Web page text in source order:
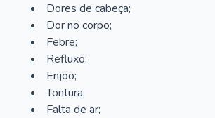
Dores de cabeça;
Dor no corpo;
Febre;
Refluxo;
Enjoo;
Tontura;
Falta de ar;